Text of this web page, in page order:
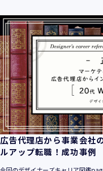
広告代理店から事業会社
ルアップ転職！成功事例